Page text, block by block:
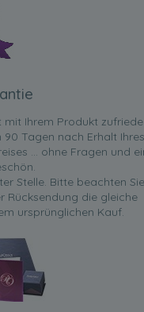
mit Ihrem Produkt
Tagen nach Erhalt Ihres
... ohne Fragen und
Stelle. Bitte beachten
Rücksendung die gleiche
ursprünglichen Kauf.